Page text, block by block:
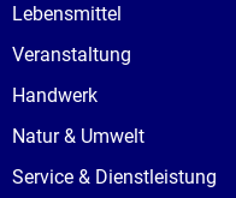
Lebensmittel
Veranstaltung
Handwerk
Natur & Umwelt
Service & Dienstleistung